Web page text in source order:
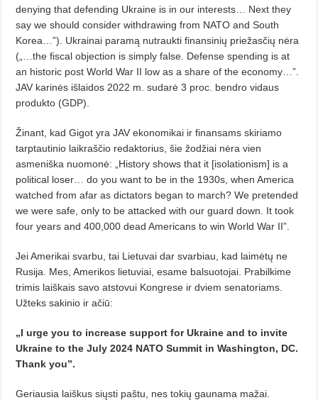
denying that defending Ukraine is in our interests… Next they
say we should consider withdrawing from NATO and South
Korea…”). Ukrainai paramą nutraukti finansinių priežas­čių nėra
(„…the fiscal objection is simply false. Defense spending is at
an historic post World War II low as a share of the economy…”.
JAV karinės išlaidos 2022 m. sudarė 3 proc. bendro vidaus
produkto (GDP).
Žinant, kad Gigot yra JAV eko­nomikai ir finansams skiriamo
tarptautinio laikraščio redaktorius, šie žo­džiai nėra vien
asmeniška nuomo­nė: „History shows that it [isolationism] is a
political loser… do you want to be in the 1930s, when America
watched from afar as dictators began to march? We pretended
we were safe, only to be attacked with our guard down. It took
four years and 400,000 dead Americans to win World War II”.
Jei Amerikai svarbu, tai Lietuvai dar svarbiau, kad laimėtų ne
Rusija. Mes, Amerikos lietuviai, esame balsuotojai. Prabilkime
trimis laiškais savo atstovui Kongrese ir dviem senatoriams.
Užteks sakinio ir ačiū:
„I urge you to increase support for Ukraine and to invite
Ukraine to the July 2024 NATO Summit in Washing­ton, DC.
Thank you”.
Geriausia laiš­kus siųsti paštu, nes tokių gaunama mažai.